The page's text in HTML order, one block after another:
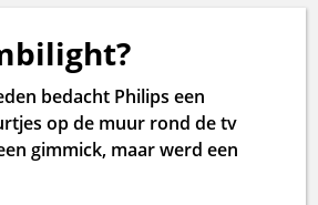
bedacht Philips een
op de muur rond de tv
gimmick, maar werd een